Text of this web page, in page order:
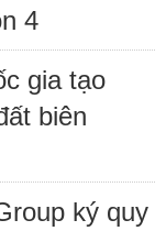
4
gia tạo
biên
ký quy